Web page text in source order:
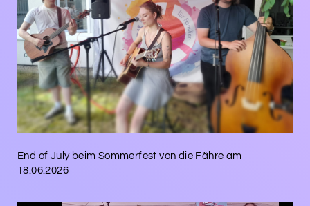
End of July beim Sommerfest von die Fähre am
18.06.2026